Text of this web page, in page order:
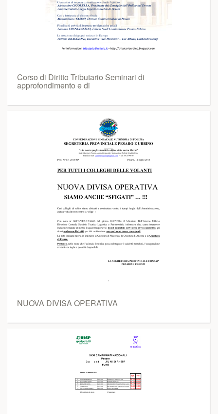
Corso di Diritto Tributario Seminari di
approfondimento e di
NUOVA DIVISA OPERATIVA